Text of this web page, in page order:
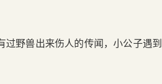
过野兽出来伤人的传闻，小公子遇到